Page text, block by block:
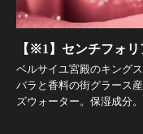
【※1】センチフォ
ベルサイユ宮殿のキング
バラと香料の街グラース
ズウォーター。保湿成分。